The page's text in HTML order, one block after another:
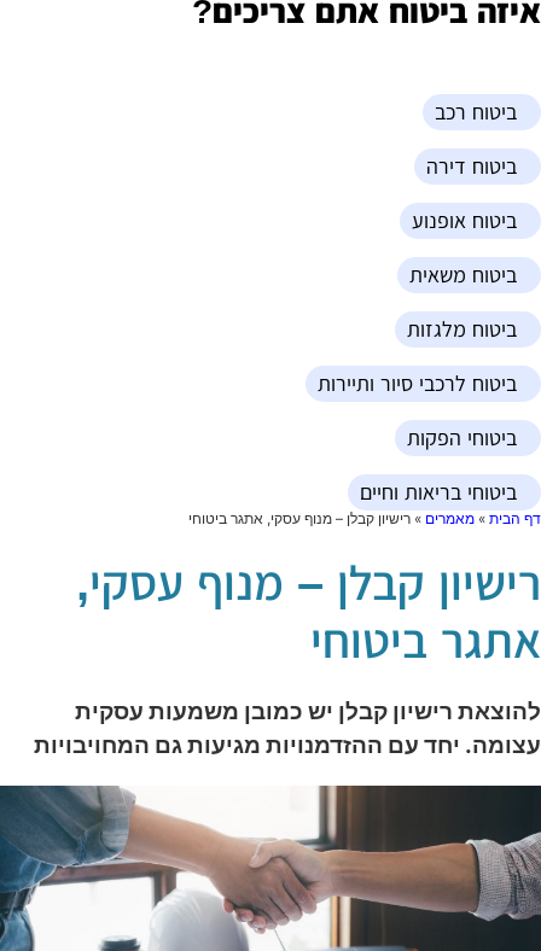
ביטוח אתם צריכים?
ביטוח רכב
ביטוח דירה
ביטוח אופנוע
ביטוח משאית
ביטוח מלגזות
ביטוח לרכבי סיור ותיירות
ביטוחי הפקות
ביטוחי בריאות וחיים
הבית» מאמרים» רישיון קבלן – מנוף עסקי, אתגר ביטוחי
קבלן – מנוף עסקי,
ביטוחי
רישיון קבלן יש כמובן משמעות עסקית
יחד עם ההזדמנויות מגיעות גם המחויבויות